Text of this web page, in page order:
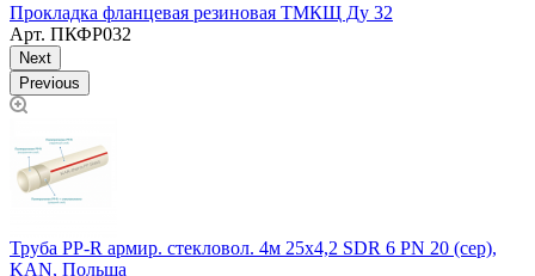
Прокладка фланцевая резиновая ТМКЩ Ду 32
Арт. ПКФР032
Next
Previous
Труба PP-R армир. cтекловол. 4м 25х4,2 SDR 6 PN 20 (сер),
KAN, Польша